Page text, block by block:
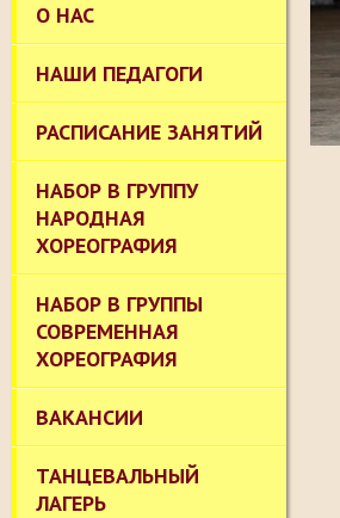
О НАС
НАШИ ПЕДАГОГИ
РАСПИСАНИЕ ЗАНЯТИЙ
НАБОР В ГРУППУ
НАРОДНАЯ
ХОРЕОГРАФИЯ
НАБОР В ГРУППЫ
СОВРЕМЕННАЯ
ХОРЕОГРАФИЯ
ВАКАНСИИ
ТАНЦЕВАЛЬНЫЙ
ЛАГЕРЬ